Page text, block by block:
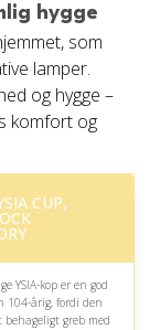
hygge
som
lamper.
og hygge –
komfort og
CUP,
YSIA-kop er en god
104-årig, fordi den
behageligt greb med